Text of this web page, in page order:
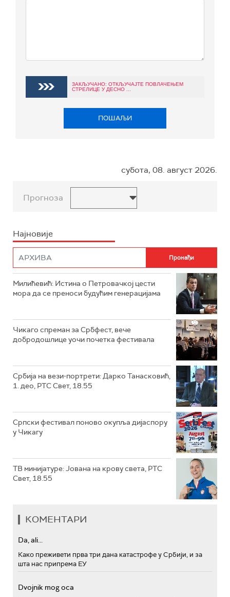
ЗАКЉУЧАНО: ОТКЉУЧАЈТЕ ПОВЛАЧЕЊЕМ
СТРЕЛИЦЕ У ДЕСНО ...
ПОШАЉИ
субота, 08. август 2026.
Прогноза
Најновије
Милићевић: Истина о Петровачкој цести
мора да се преноси будућим генерацијама
Чикаго спреман за Србфест, вече
добродошлице уочи почетка фестивала
Србија на вези-портрети: Дарко Танасковић,
1. део, РТС Свет, 18.55
Српски фестивал поново окупља дијаспору
у Чикагу
ТВ минијатуре: Јована на крову света, РТС
Свет, 18.55
КОМЕНТАРИ
Da, ali...
Како преживети прва три дана катастрофе у Србији, и за
шта нас припрема ЕУ
Dvojnik mog oca